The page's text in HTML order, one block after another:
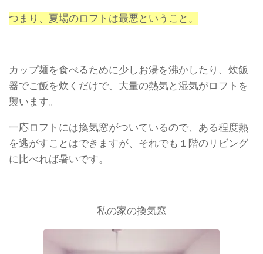
つまり、夏場のロフトは最悪ということ。
カップ麺を食べるために少しお湯を沸かしたり、炊飯
器でご飯を炊くだけで、大量の熱気と湿気がロフトを
襲います。
一応ロフトには換気窓がついているので、ある程度熱
を逃がすことはできますが、それでも１階のリビング
に比べれば暑いです。
私の家の換気窓